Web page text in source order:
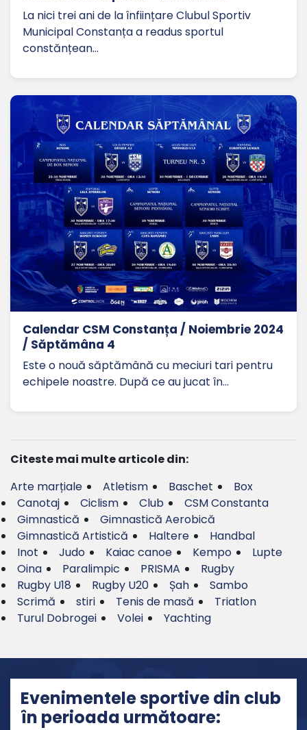
La nici trei ani de la înființare Clubul Sportiv
Municipal Constanța a readus sportul
constănțean…
Calendar CSM Constanța / Noiembrie 2024
/ Săptămâna 4
Este o nouă săptămână cu meciuri tari pentru
echipele noastre. După ce au jucat în…
Citeste mai multe articole din:
Arte marțiale
Atletism Baschet
Box
Canotaj
Ciclism Club
CSM Constanta
Gimnastică
Gimnastică Aerobică
Gimnastică Artistică
Haltere
Handbal
Inot
Judo Kaiac canoe Kempo
Lupte
Oina
Paralimpic PRISMA
Rugby
Rugby U18
Rugby U20 Șah
Sambo
Scrimă
stiri Tenis de masă
Triatlon
Turul Dobrogei
Volei Yachting
Evenimentele sportive din club
în perioada următoare: